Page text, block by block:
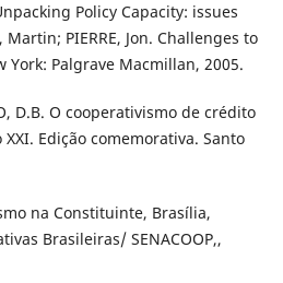
Policy Capacity: issues
PIERRE, Jon. Challenges to
York: Palgrave Macmillan, 2005.
D.B. O cooperativismo de crédito
Edição comemorativa. Santo
na Constituinte, Brasília,
Brasileiras/ SENACOOP,,